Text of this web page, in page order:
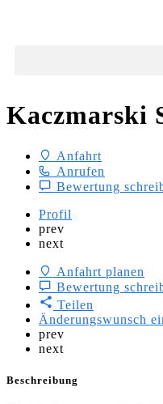
Kaczmarski
Anfahrt
Anrufen
Bewertung
Profil
prev
next
Anfahrt planen
Bewertung
Teilen
Änderungswunsch
prev
next
Beschreibung